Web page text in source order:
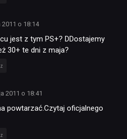
2011 o 18:14
jest z tym PS+? DDostajemy
30+ te dni z maja?
2011 o 18:41
powtarzać.Czytaj oficjalnego